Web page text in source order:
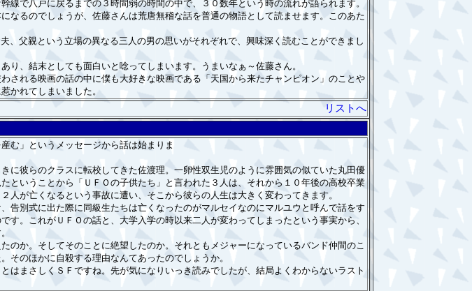
で八戸に戻るまでの３時間弱の時間の中で、３０数年という時の流れが語られます。
るのでしょうが、佐藤さんは荒唐無稽な話を普通の物語として読ませます。このあた
父親という立場の異なる三人の男の思いがそれぞれで、興味深く読むことができまし
、結末としても面白いと唸ってしまいます。うまいなぁ～佐藤さん。
れる映画の話の中に僕も大好きな映画である「天国から来たチャンピオン」のことや
かれてしまいました。
リストへ
む」というメッセージから話は始まりま
彼らのクラスに転校してきた佐渡理。一卵性双生児のように雰囲気の似ていた丸田優
ということから「ＵＦＯの子供たち」と言われた３人は、それから１０年後の高校卒業
が亡くなるという事故に遭い、そこから彼らの人生は大きく変わってきます。
別式に出た際に同級生たちは亡くなったのがマルセイなのにマルユウと呼んで話をす
。これがＵＦＯの話と、大学入学の時以来二人が変わってしまったという事実から、
か。そしてそのことに絶望したのか。それともメジャーになっているバンド仲間のこ
そのほかに自殺する理由なんてあったのでしょうか。
まさしくＳＦですね。先が気になりいっき読みでしたが、結局よくわからないラスト